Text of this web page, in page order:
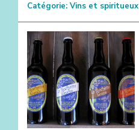
Catégorie: Vins et spiritueux